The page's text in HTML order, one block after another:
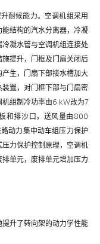
耐候能力。空调机组采用
结构的汽水分离器，冷凝
凝水管与空调机组连接处
提升，门框及门扇关闭后
生，门扇下部接水槽加大
置，对门框下部与门扇密
组制冷功率由6 kW改为7
和排沙口，送风量由800
动力集中动车组压力保护
力保护控制原理，空调机
单元，废排单元增加压力
升了转向架的动力学性能